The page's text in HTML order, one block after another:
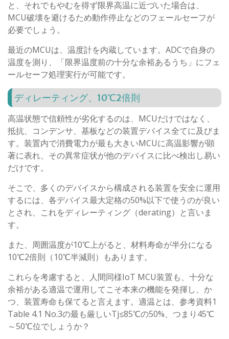
と、それでもやむを得ず限界高温に近づいた場合は、
MCU破壊を避けるため動作停止などのフェールセーフが
必要でしょう。
最近のMCUは、温度計を内蔵しています。ADCで自身の
温度を測り、「限界温度前の十分な余裕あるうち」にフェ
ールセーフ処理実行が可能です。
ディレーティング、10℃2倍則
高温状態で信頼性が劣化するのは、MCUだけではなく、
抵抗、コンデンサ、基板などの装置デバイス全てに及びま
す。装置内で消費電力が最も大きいMCUに高温影響が顕
著に表れ、その異常症状が他のデバイスに比べ検出し易い
だけです。
そこで、多くのデバイスから構成される装置を安全に運用
するには、各デバイス最大定格の50%以下で使うのが良い
とされ、これをディレーティング（derating）と言いま
す。
また、周囲温度が10℃上がると、材料寿命が半分になる
10℃2倍則（10℃半減則）もあります。
これらを考慮すると、人間同様IoT MCU装置も、十分な
余裕がある適温で運用してこそ本来の機能を発揮し、か
つ、装置寿命も保てると言えます。適温とは、参考資料1
Table 4.1 No.3の最も厳しいTj≤85℃の50%、つまり45℃
～50℃位でしょうか？